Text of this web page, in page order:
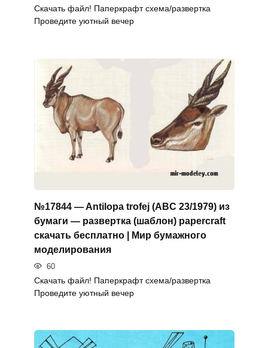
Скачать файл! Паперкрафт схема/развертка
Проведите уютный вечер
№17844 — Antilopa trofej (ABC 23/1979) из
бумаги — развертка (шаблон) papercraft
скачать бесплатно | Мир бумажного
моделирования
60
Скачать файл! Паперкрафт схема/развертка
Проведите уютный вечер